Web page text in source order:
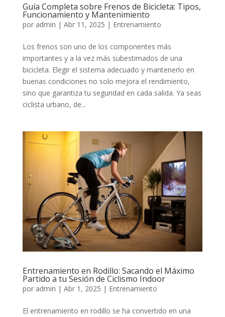
Guía Completa sobre Frenos de Bicicleta: Tipos,
Funcionamiento y Mantenimiento
por admin | Abr 11, 2025 | Entrenamiento
Los frenos son uno de los componentes más
importantes y a la vez más subestimados de una
bicicleta. Elegir el sistema adecuado y mantenerlo en
buenas condiciones no solo mejora el rendimiento,
sino que garantiza tu seguridad en cada salida. Ya seas
ciclista urbano, de...
Entrenamiento en Rodillo: Sacando el Máximo
Partido a tu Sesión de Ciclismo Indoor
por admin | Abr 1, 2025 | Entrenamiento
El entrenamiento en rodillo se ha convertido en una